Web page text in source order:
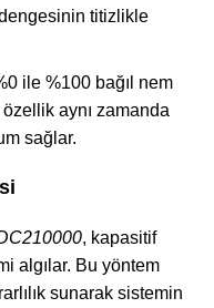
titizlikle
ile %100 bağıl nem
aynı zamanda
sağlar.
, kapasitif
algılar. Bu yöntem
sunarak sistemin